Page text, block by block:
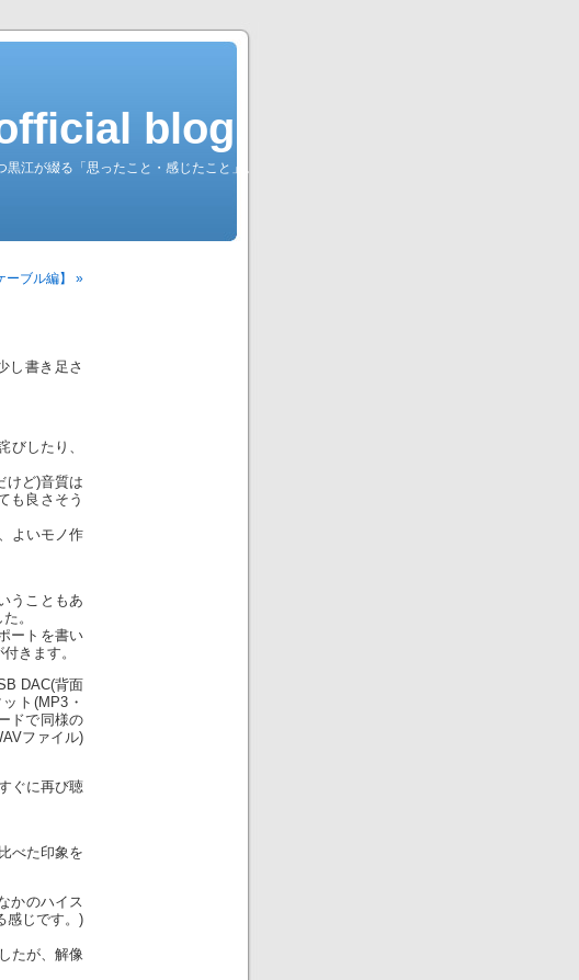
blog.
江が綴る「思ったこと・感じたこと」。
ーブル編】 »
し書き足さ
びしたり、
けど)音質は
も良さそう
よいモノ作
うこともあ
。
ートを書い
きます。
DAC(背面
ト(MP3・
ドで同様の
ファイル)
ぐに再び聴
べた印象を
かのハイス
感じです。)
たが、解像